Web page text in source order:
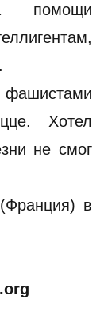
помощи
фашистами
Хотел
не смог
в